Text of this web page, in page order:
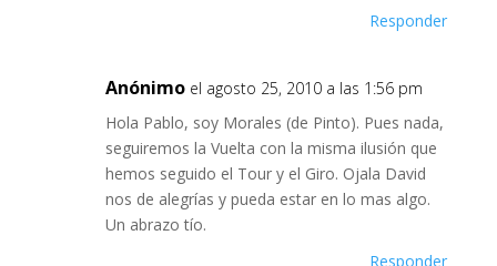
Responder
Anónimo el agosto 25, 2010 a las 1:56 pm
Hola Pablo, soy Morales (de Pinto). Pues nada,
seguiremos la Vuelta con la misma ilusión que
hemos seguido el Tour y el Giro. Ojala David
nos de alegrías y pueda estar en lo mas algo.
Un abrazo tío.
Responder